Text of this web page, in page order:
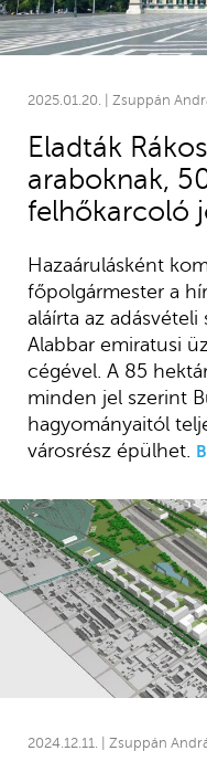
2025.01.20. | Zsuppán
Eladták
araboknak,
felhőkarcoló
Hazaárulásként
főpolgármester a
aláírta az
Alabbar emiratusi
cégével. A 85
minden jel szerint
hagyományaitól
városrész épülhet.
2024.12.11. | Zsuppán